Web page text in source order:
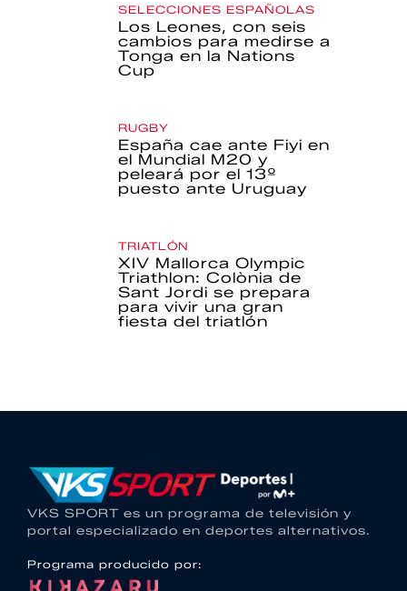
SELECCIONES ESPAÑOLAS
Los Leones, con seis
cambios para medirse a
Tonga en la Nations
Cup
RUGBY
España cae ante Fiyi en
el Mundial M20 y
peleará por el 13º
puesto ante Uruguay
TRIATLÓN
XIV Mallorca Olympic
Triathlon: Colònia de
Sant Jordi se prepara
para vivir una gran
fiesta del triatlón
VKS SPORT es un programa de televisión y
portal especializado en deportes alternativos.
Programa producido por: